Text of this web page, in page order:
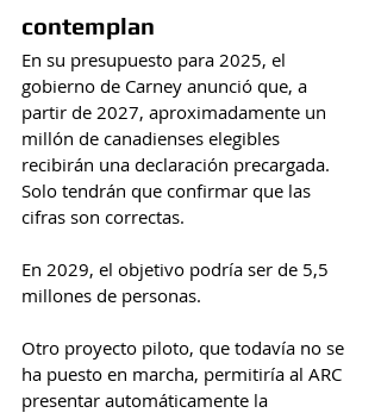
contemplan
En su presupuesto para 2025, el
gobierno de Carney anunció que, a
partir de 2027, aproximadamente un
millón de canadienses elegibles
recibirán una declaración precargada.
Solo tendrán que confirmar que las
cifras son correctas.
En 2029, el objetivo podría ser de 5,5
millones de personas.
Otro proyecto piloto, que todavía no se
ha puesto en marcha, permitiría al ARC
presentar automáticamente la